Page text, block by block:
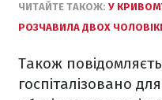
ЧИТАЙТЕ ТАКОЖ: У
РОЗЧАВИЛА ДВОХ
Також
госпіталізовано